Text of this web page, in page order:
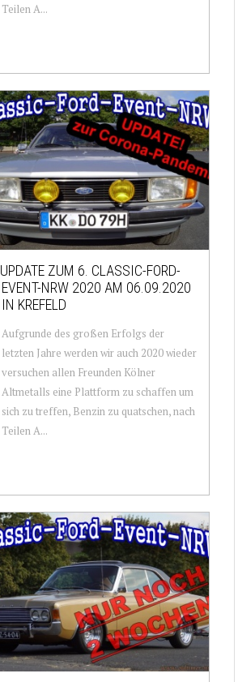
Teilen A...
UPDATE ZUM 6. CLASSIC-FORD-
EVENT-NRW 2020 AM 06.09.2020
IN KREFELD
Aufgrunde des großen Erfolgs der
letzten Jahre werden wir auch 2020 wieder
versuchen allen Freunden Kölner
Altmetalls eine Plattform zu schaffen um
sich zu treffen, Benzin zu quatschen, nach
Teilen A...